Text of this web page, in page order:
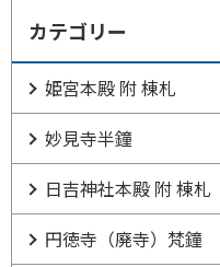
カテゴリー
姫宮本殿 附 棟札
妙見寺半鐘
日吉神社本殿 附 棟札
円徳寺（廃寺）梵鐘